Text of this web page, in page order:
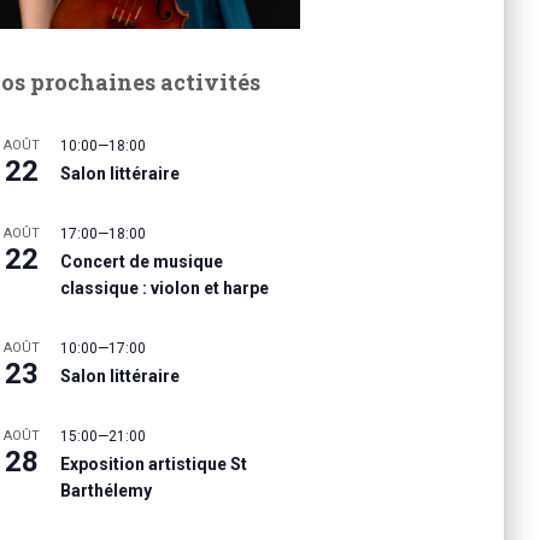
prochaines activités
AOÛT
22
10:00—18:00
Salon littéraire
AOÛT
22
17:00—18:00
Concert de musique
classique : violon et harpe
AOÛT
23
10:00—17:00
Salon littéraire
AOÛT
28
15:00—21:00
Exposition artistique St
Barthélemy